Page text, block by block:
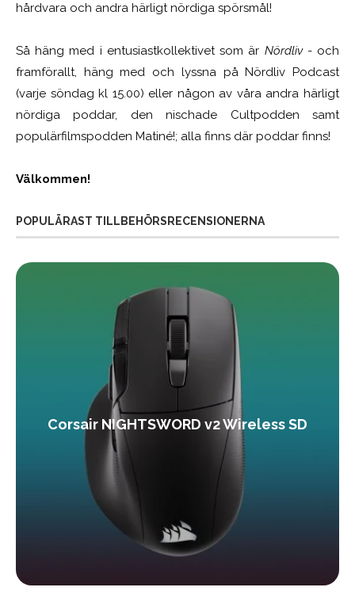
hårdvara och andra härligt nördiga spörsmål!
Så häng med i entusiastkollektivet som är Nördliv- och
framförallt, häng med och lyssna på Nördliv Podcast
(varje söndag kl 15.00) eller någon av våra andra härligt
nördiga poddar, den nischade Cultpodden samt
populärfilmspodden Matiné!; alla finns där poddar finns!
Välkommen!
POPULÄRAST TILLBEHÖRSRECENSIONERNA
Corsair NIGHTSWORD v2 Wireless SD